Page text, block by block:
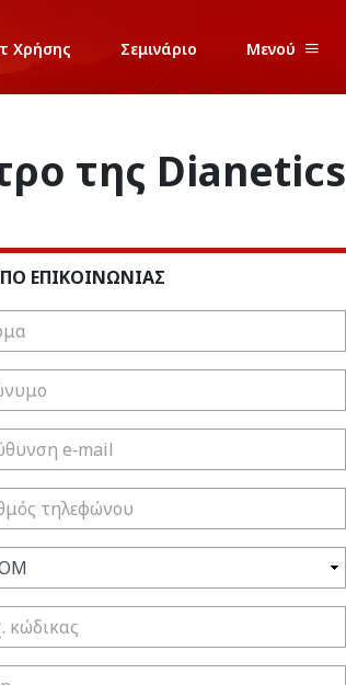
Χρήσης Σεμινάριο Μενού
της Dianetics
ΕΠΙΚΟΙΝΩΝΙΑΣ